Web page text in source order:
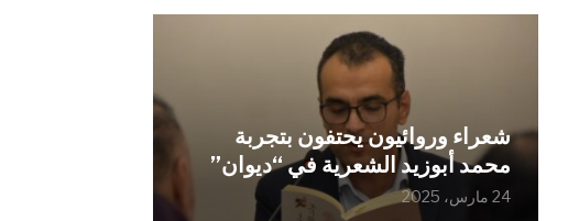
شعراء وروائيون يحتفون بتجربة
محمد أبوزيد الشعرية في “ديوان”
24 مارس، 2025